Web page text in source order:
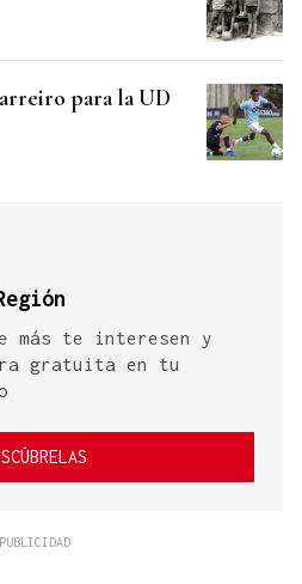
para la UD
más te interesen y
gratuita en tu